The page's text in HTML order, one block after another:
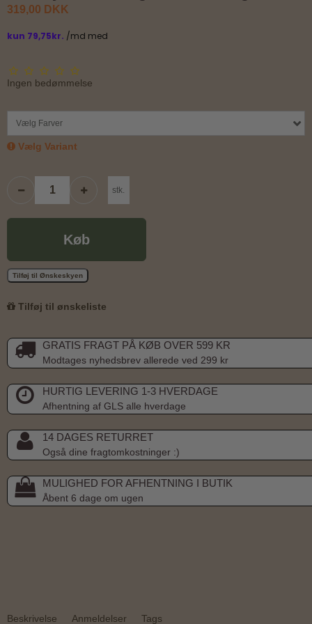
319,00 DKK
Ingen bedømmelse
Vælg Farver
Vælg Variant
stk.
Køb
Tilføj til Ønskeskyen
Tilføj til ønskeliste
GRATIS FRAGT PÅ KØB OVER 599 KR
Modtages nyhedsbrev allerede ved 299 kr
HURTIG LEVERING 1-3 HVERDAGE
Afhentning af GLS alle hverdage
14 DAGES RETURRET
Også dine fragtomkostninger :)
MULIGHED FOR AFHENTNING I BUTIK
Åbent 6 dage om ugen
Beskrivelse Anmeldelser Tags